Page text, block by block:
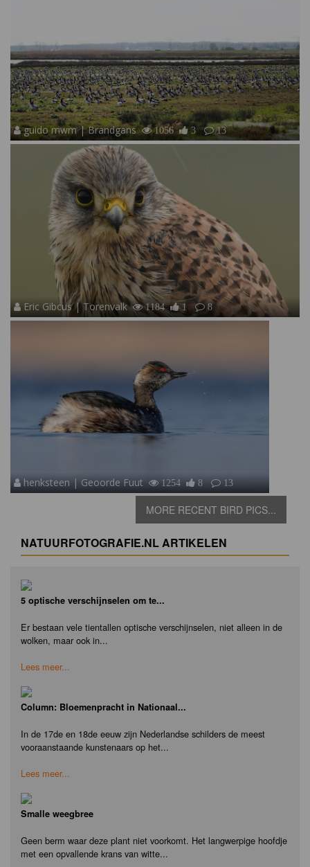
guido mwm | Brandgans 1056 3 13
Eric Gibcus | Torenvalk 1184 1 8
henksteen | Geoorde Fuut 1254 8 13
MORE RECENT BIRD PICS...
NATUURFOTOGRAFIE.NL ARTIKELEN
5 optische verschijnselen om te...
Er bestaan vele tientallen optische verschijnselen, niet alleen in de
wolken, maar ook in...
Lees meer...
Column: Bloemenpracht in Nationaal...
In de 17de en 18de eeuw zijn Nederlandse schilders de meest
vooraanstaande kunstenaars op het...
Lees meer...
Smalle weegbree
Geen berm waar deze plant niet voorkomt. Het langwerpige hoofdje
met een opvallende krans van witte...